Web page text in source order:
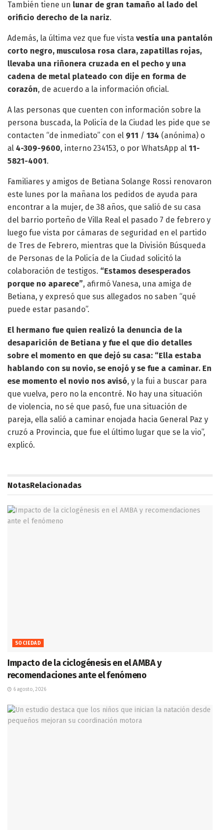
También tiene un lunar de gran tamaño al lado del
orificio derecho de la nariz.
Además, la última vez que fue vista vestía una pantalón
corto negro, musculosa rosa clara, zapatillas rojas,
llevaba una riñonera cruzada en el pecho y una
cadena de metal plateado con dije en forma de
corazón, de acuerdo a la información oficial.
A las personas que cuenten con información sobre la
persona buscada, la Policía de la Ciudad les pide que se
contacten “de inmediato” con el 911 / 134 (anónima) o
al 4-309-9600, interno 234153, o por WhatsApp al 11-
5821-4001.
Familiares y amigos de Betiana Solange Rossi renovaron
este lunes por la mañana los pedidos de ayuda para
encontrar a la mujer, de 38 años, que salió de su casa
del barrio porteño de Villa Real el pasado 7 de febrero y
luego fue vista por cámaras de seguridad en el partido
de Tres de Febrero, mientras que la División Búsqueda
de Personas de la Policía de la Ciudad solicitó la
colaboración de testigos. “Estamos desesperados
porque no aparece”, afirmó Vanesa, una amiga de
Betiana, y expresó que sus allegados no saben “qué
puede estar pasando”.
El hermano fue quien realizó la denuncia de la
desaparición de Betiana y fue el que dio detalles
sobre el momento en que dejó su casa: “Ella estaba
hablando con su novio, se enojó y se fue a caminar. En
ese momento el novio nos avisó, y la fui a buscar para
que vuelva, pero no la encontré. No hay una situación
de violencia, no sé que pasó, fue una situación de
pareja, ella salió a caminar enojada hacia General Paz y
cruzó a Provincia, que fue el último lugar que se la vio”,
explicó.
NotasRelacionadas
SOCIEDAD
Impacto de la ciclogénesis en el AMBA y
recomendaciones ante el fenómeno
6 agosto, 2026